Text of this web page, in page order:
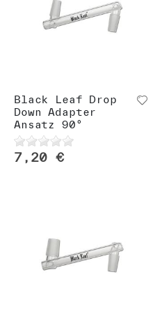
Black Leaf Drop
Down Adapter
Ansatz 90°
7,20 €